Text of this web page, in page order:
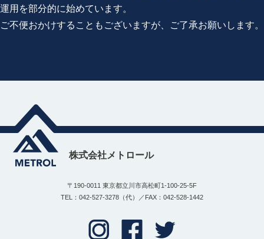
運用を部分的に始めています。
ご不便おかけすることもございますが、ご了承お願いします。
株式会社メトロール
〒190-0011 東京都立川市高松町1-100-25-5F
TEL：042-527-3278（代）／FAX：042-528-1442